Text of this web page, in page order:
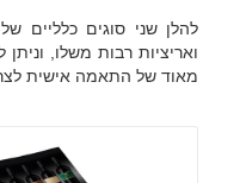
להלן שני סוגים כלליים
ואריציות רבות משלו,
מאוד של התאמה אישית